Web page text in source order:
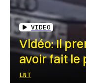
VIDEO
Vidéo: Il
avoir fait le
LNT